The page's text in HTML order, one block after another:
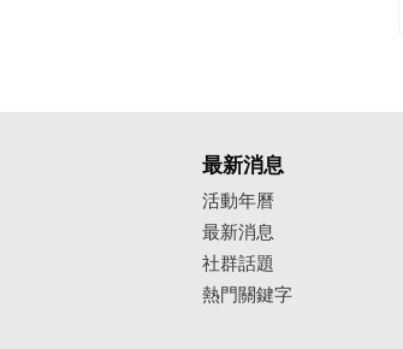
最新消息
活動年曆
最新消息
社群話題
熱門關鍵字